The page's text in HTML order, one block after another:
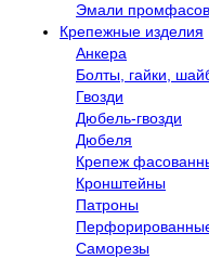
Эмали
Крепежные изделия
Анкера
Болты, гайки,
Гвозди
Дюбель-гвозди
Дюбеля
Крепеж
Кронштейны
Патроны
Саморезы